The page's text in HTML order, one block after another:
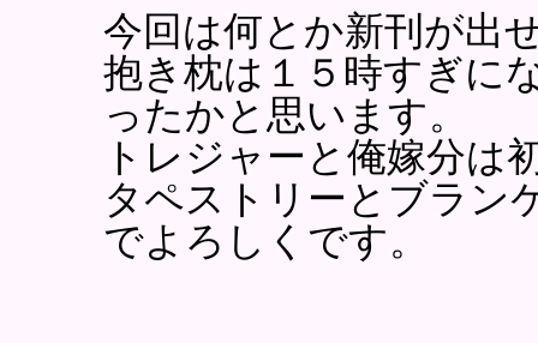
今回は何とか新刊が出
抱き枕は１５時すぎに
ったかと思います。
トレジャーと俺嫁分は
タペストリーとブラン
でよろしくです。